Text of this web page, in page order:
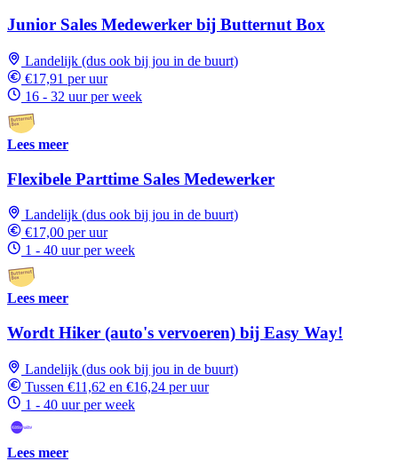
Junior Sales Medewerker bij Butternut Box
Landelijk (dus ook bij jou in de buurt)
€17,91 per uur
16 - 32 uur per week
Lees meer
Flexibele Parttime Sales Medewerker
Landelijk (dus ook bij jou in de buurt)
€17,00 per uur
1 - 40 uur per week
Lees meer
Wordt Hiker (auto's vervoeren) bij Easy Way!
Landelijk (dus ook bij jou in de buurt)
Tussen €11,62 en €16,24 per uur
1 - 40 uur per week
Lees meer